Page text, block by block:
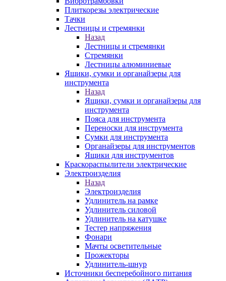
Плиткорезы электрические
Тачки
Лестницы и стремянки
Назад
Лестницы и стремянки
Стремянки
Лестницы алюминиевые
Ящики, сумки и органайзеры для
инструмента
Назад
Ящики, сумки и органайзеры для
инструмента
Пояса для инструмента
Переноски для инструмента
Сумки для инструмента
Органайзеры для инструментов
Ящики для инструментов
Краскораспылители электрические
Электроизделия
Назад
Электроизделия
Удлинитель на рамке
Удлинитель силовой
Удлинитель на катушке
Тестер напряжения
Фонари
Мачты осветительные
Прожекторы
Удлинитель-шнур
Источники бесперебойного питания